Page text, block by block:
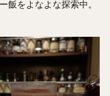
飯をよなよな探索中。